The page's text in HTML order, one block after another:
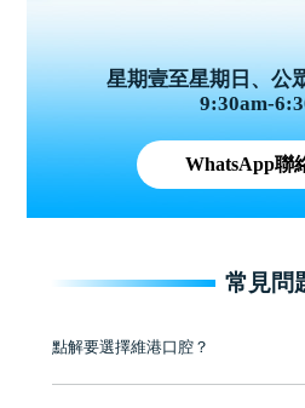
星期壹至星期日、公
9:30am-
WhatsApp聯
常見問
點解要選擇維港口腔？